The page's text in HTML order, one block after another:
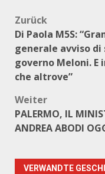
Zurück
Di Paola M5S:
generale avviso
governo Meloni. E
che altrove”
Weiter
PALERMO, IL
ANDREA ABODI
VERWANDTE